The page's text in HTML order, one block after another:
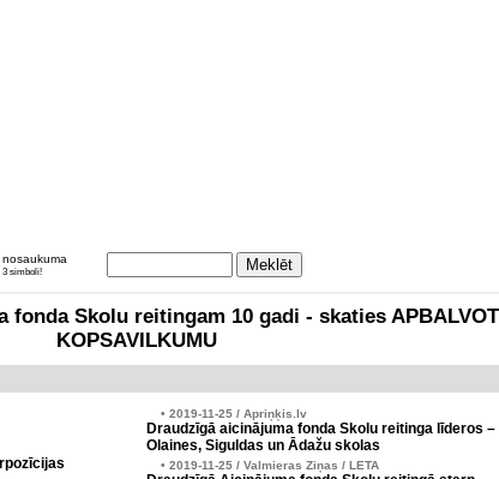
3 simboli!
fonda Skolu reitingam 10 gadi - skaties
KOPSAVILKUMU
• 2019-11-25 / Apriņķis.lv
Draudzīgā aicinājuma fonda Skolu reitinga līderos –
Olaines, Siguldas un Ādažu skolas
• 2019-11-25 / Valmieras Ziņas / LETA